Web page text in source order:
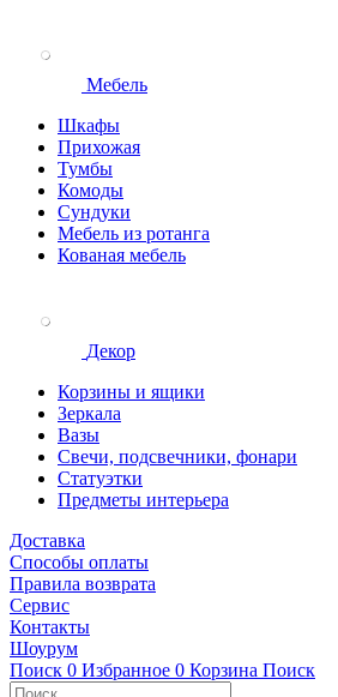
Мебель
Шкафы
Прихожая
Тумбы
Комоды
Сундуки
Мебель из ротанга
Кованая мебель
Декор
Корзины и ящики
Зеркала
Вазы
Свечи, подсвечники, фонари
Статуэтки
Предметы интерьера
Доставка
Способы оплаты
Правила возврата
Сервис
Контакты
Шоурум
Поиск 0 Избранное 0 Корзина Поиск